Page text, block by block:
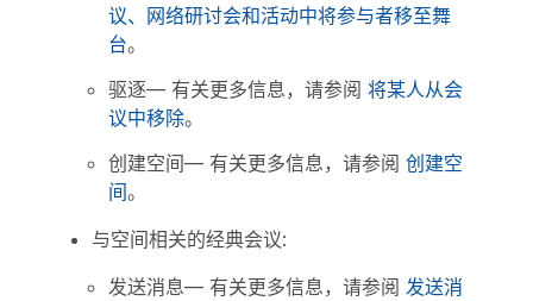
议、网络研讨会和活动中将参与者移至舞
台。
驱逐— 有关更多信息，请参阅 将某人从会
议中移除。
创建空间— 有关更多信息，请参阅 创建空
间。
与空间相关的经典会议:
发送消息— 有关更多信息，请参阅 发送消